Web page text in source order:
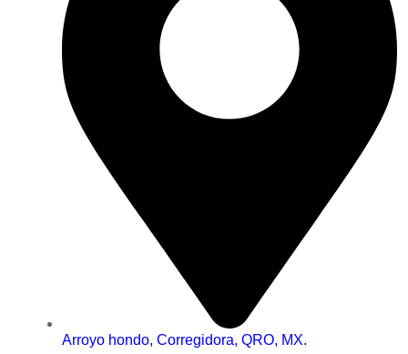
Arroyo hondo, Corregidora, QRO, MX.